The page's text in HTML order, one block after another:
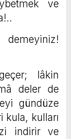
ve
demeyiniz!
lâkin
deler de
gündüze
kula, kulları
indirir ve